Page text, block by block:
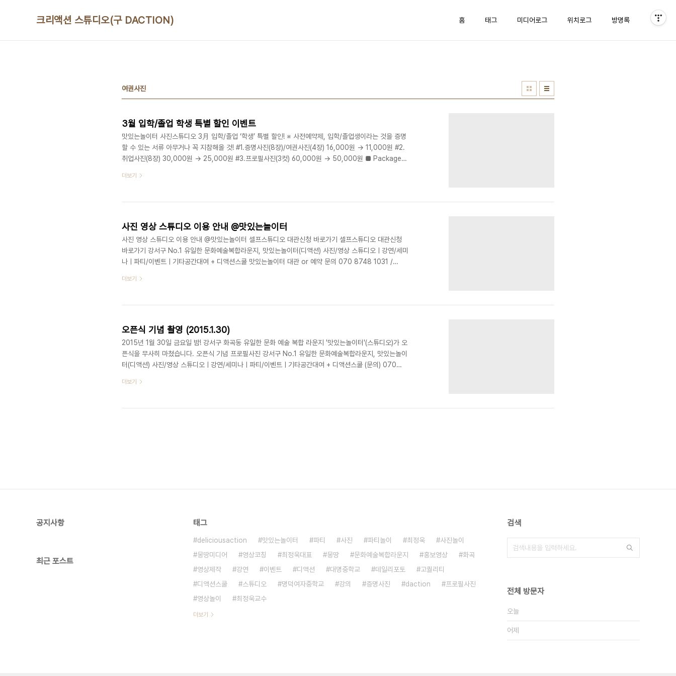
크리액션 스튜디오(구 DACTION) 홈 태그 미디어로그 위치로그 방명록
여권사진
3월 입학/졸업 학생 특별 할인 이벤트
맛있는놀이터 사진스튜디오 3月 입학/졸업 ‘학생’ 특별 할인! ※ 사전예약제, 입학/졸업생이라는 것을 증명
할 수 있는 서류 아무거나 꼭 지참해올 것! #1.증명사진(8장)/여권사진(4장) 16,000원 -> 11,000원 #2.
취업사진(8장) 30,000원 -> 25,000원 #3.프로필사진(3컷) 60,000원 -> 50,000원 ■ Package
+ #2.(취업사진) + #3(프로필사진) = 106,000원 -> 85,000원 강서구 No.1 유일한 문화예술복합라운
(문의) 07..
더보기
사진 영상 스튜디오 이용 안내 @맛있는놀이터
사진 영상 스튜디오 이용 안내 @맛있는놀이터 셀프스튜디오 대관신청 바로가기 셀프스튜디오 대관신청
바로가기 강서구 No.1 유일한 문화예술복합라운지, 맛있는놀이터(디액션) 사진/영상 스튜디오ㅣ강연/세미
나ㅣ파티/이벤트ㅣ기타공간대여 + 디액션스쿨 맛있는놀이터 대관 or 예약 문의 070 8748 1031 /
더보기
오픈식 기념 촬영 (2015.1.30)
2015년 1월 30일 금요일 밤! 강서구 화곡동 유일한 문화 예술 복합 라운지 '맛있는놀이터'(스튜디오)가 오
픈식을 무사히 마쳤습니다. 오픈식 기념 프로필사진 강서구 No.1 유일한 문화예술복합라운지, 맛있는놀이
터(디액션) 사진/영상 스튜디오ㅣ강연/세미나ㅣ파티/이벤트ㅣ기타공간대여 + 디액션스쿨 (문의) 070
더보기
공지사항
최근 포스트
태그
deliciousaction 맛있는놀이터 파티 사진 파티놀이 최정욱
사진놀이
몽땅미디어
영상코칭 최정욱대표 몽땅 문화예술복합라운지 홍보영상
화곡
영상제작
강연 이벤트 디액션 대명중학교 데일리포토
고퀄리티
디액션스쿨
스튜디오 명덕여자중학교 강의 증명사진 daction
프로필사진
영상놀이
최정욱교수
더보기
검색
전체 방문자
오늘
어제